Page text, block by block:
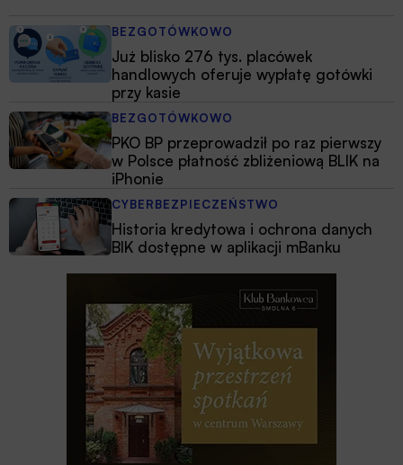
BEZGOTÓWKOWO
Już blisko 276 tys. placówek
handlowych oferuje wypłatę gotówki
przy kasie
BEZGOTÓWKOWO
PKO BP przeprowadził po raz pierwszy
w Polsce płatność zbliżeniową BLIK na
iPhonie
CYBERBEZPIECZEŃSTWO
Historia kredytowa i ochrona danych
BIK dostępne w aplikacji mBanku